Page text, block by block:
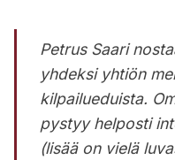
Petrus Saari
yhdeksi yhtiön
kilpailueduista.
pystyy helposti
(lisää on vielä